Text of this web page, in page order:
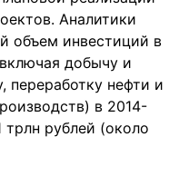
Аналитики
объем инвестиций в
добыч⁪у и
пе⁪ре⁪работк⁪у нефти и
в 2014-
т⁪рлн ⁪р⁪ублей (около